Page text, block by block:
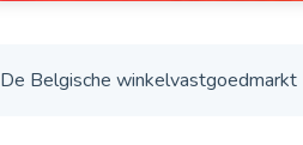
De Belgische winkelvastgoedmarkt